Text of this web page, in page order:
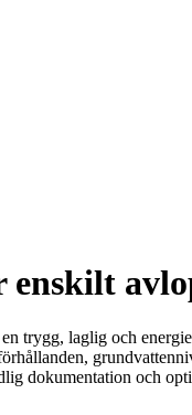
enskilt
trygg, laglig och
dokumentation och